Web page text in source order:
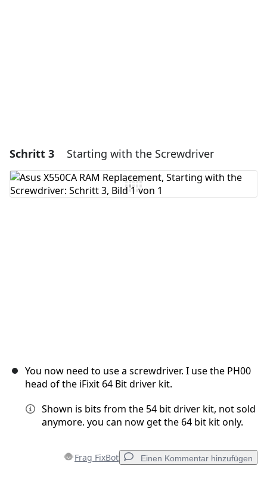
Schritt 3 Starting with the Screwdriver
You now need to use a screwdriver. I use the PH00
head of the iFixit 64 Bit driver kit.
Shown is bits from the 54 bit driver kit, not sold
anymore. you can now get the 64 bit kit only.
Frag FixBot Einen Kommentar hinzufügen